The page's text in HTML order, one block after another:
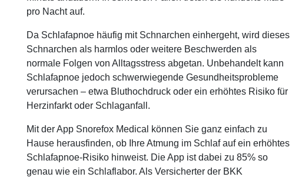
pro Nacht auf.
Da Schlafapnoe häufig mit Schnarchen einhergeht, wird dieses
Schnarchen als harmlos oder weitere Beschwerden als
normale Folgen von Alltagsstress abgetan. Unbehandelt kann
Schlafapnoe jedoch schwerwiegende Gesundheitsprobleme
verursachen – etwa Bluthochdruck oder ein erhöhtes Risiko für
Herzinfarkt oder Schlaganfall.
Mit der App Snorefox Medical können Sie ganz einfach zu
Hause herausfinden, ob Ihre Atmung im Schlaf auf ein erhöhtes
Schlafapnoe-Risiko hinweist. Die App ist dabei zu 85% so
genau wie ein Schlaflabor. Als Versicherter der BKK